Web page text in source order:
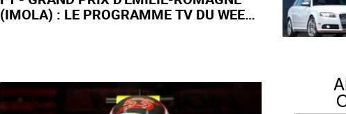
(IMOLA) : LE PROGRAMME TV DU WEEK-